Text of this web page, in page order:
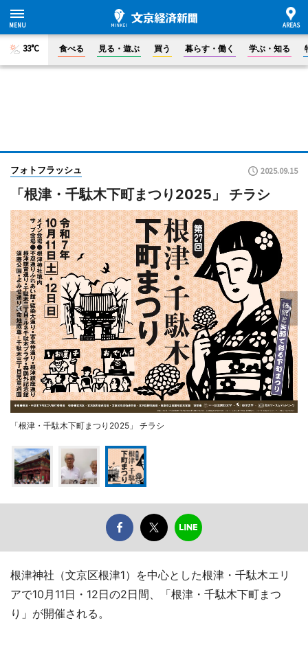
33°C 食べる 見る・遊ぶ 買う 暮らす・働く 学ぶ・知る
フォトフラッシュ 2025.09.15
「根津・千駄木下町まつり2025」 チラシ
「根津・千駄木下町まつり2025」 チラシ
根津神社（文京区根津1）を中心とした根津・千駄木エリ
アで10月11日・12日の2日間、「根津・千駄木下町まつ
り」が開催される。